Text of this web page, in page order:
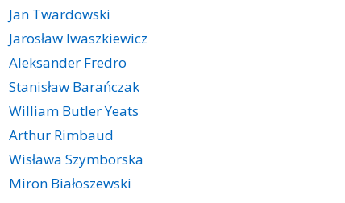
Jan Twardowski
Jarosław Iwaszkiewicz
Aleksander Fredro
Stanisław Barańczak
William Butler Yeats
Arthur Rimbaud
Wisława Szymborska
Miron Białoszewski